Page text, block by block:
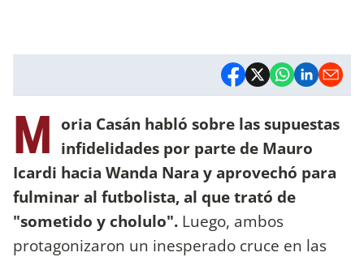
M oria Casán habló sobre las supuestas
infidelidades por parte de Mauro
Icardi hacia Wanda Nara y aprovechó para
fulminar al futbolista, al que trató de
"sometido y cholulo". Luego, ambos
protagonizaron un inesperado cruce en las